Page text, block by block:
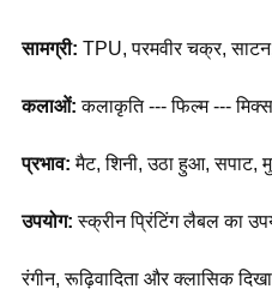
सामग्री: TPU, परमवीर चक्र,
कलाओं: कलाकृति --- फिल्म --- मिक्स
प्रभाव:मैट, शिनी, उठा हुआ, सपाट,
उपयोग: स्क्रीन प्रिंटिंग लैबल का
रंगीन, रूढ़िवादिता और क्लासिक